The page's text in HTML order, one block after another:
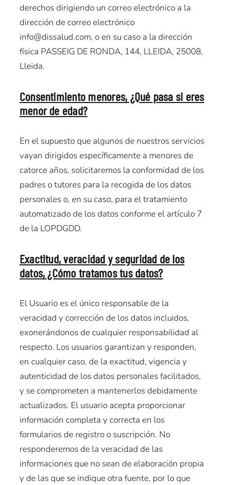
derechos dirigiendo un correo electrónico a la
dirección de correo electrónico
info@dissalud.com, o en su caso a la dirección
física PASSEIG DE RONDA, 144, LLEIDA, 25008,
Lleida.
Consentimiento menores, ¿Qué pasa si eres
menor de edad?
En el supuesto que algunos de nuestros servicios
vayan dirigidos específicamente a menores de
catorce años, solicitaremos la conformidad de los
padres o tutores para la recogida de los datos
personales o, en su caso, para el tratamiento
automatizado de los datos conforme el artículo 7
de la LOPDGDD.
Exactitud, veracidad y seguridad de los
datos, ¿Cómo tratamos tus datos?
El Usuario es el único responsable de la
veracidad y corrección de los datos incluidos,
exonerándonos de cualquier responsabilidad al
respecto. Los usuarios garantizan y responden,
en cualquier caso, de la exactitud, vigencia y
autenticidad de los datos personales facilitados,
y se comprometen a mantenerlos debidamente
actualizados. El usuario acepta proporcionar
información completa y correcta en los
formularios de registro o suscripción. No
responderemos de la veracidad de las
informaciones que no sean de elaboración propia
y de las que se indique otra fuente, por lo que